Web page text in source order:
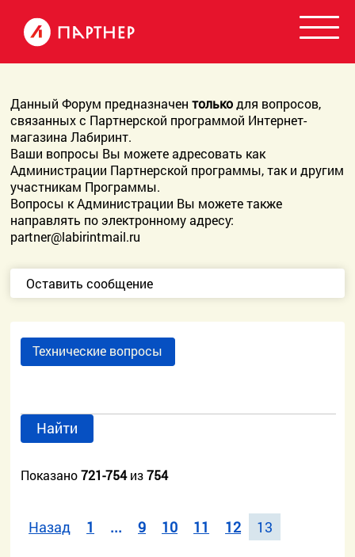
Данный Форум предназначентолькодля вопросов,
связанных с Партнерской программой Интернет-
магазина Лабиринт.
Ваши вопросы Вы можете адресовать как
Администрации Партнерской программы, так и другим
участникам Программы.
Вопросы к Администрации Вы можете также
направлять по электронному адресу:
partner@labirintmail.ru
Оставить сообщение
Технические вопросы
Найти
Показано721-754из754
Назад 1 ... 9 10 11 12 13